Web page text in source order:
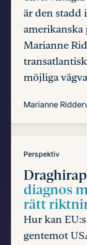
är den stadd
amerikanska
Marianne
möjliga
Marianne
Perspektiv
diagnos
rätt
Hur kan
gentemot